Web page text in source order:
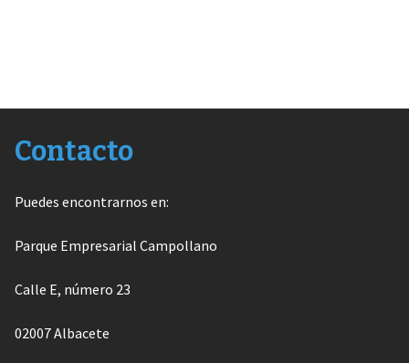
Contacto
Puedes encontrarnos en:
Parque Empresarial Campollano
Calle E, número 23
02007 Albacete